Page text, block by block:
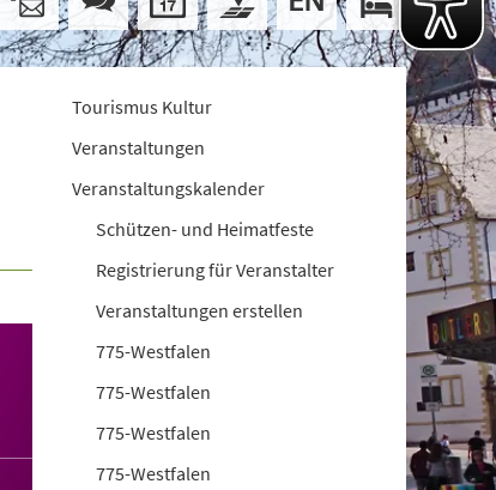
Tourismus Kultur
Veranstaltungen
Veranstaltungskalender
Schützen- und Heimatfeste
Registrierung für Veranstalter
Veranstaltungen erstellen
775-Westfalen
775-Westfalen
775-Westfalen
775-Westfalen